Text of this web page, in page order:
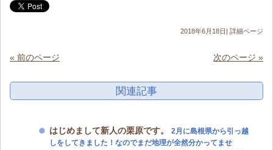
2018年6月18日| 詳細ページ
« 前のページ 次のページ »
関連記事
はじめまして新人の栗原です。 2月に島根県から引っ越
しをしてきました！なのでまだ地理が全然分かってませ